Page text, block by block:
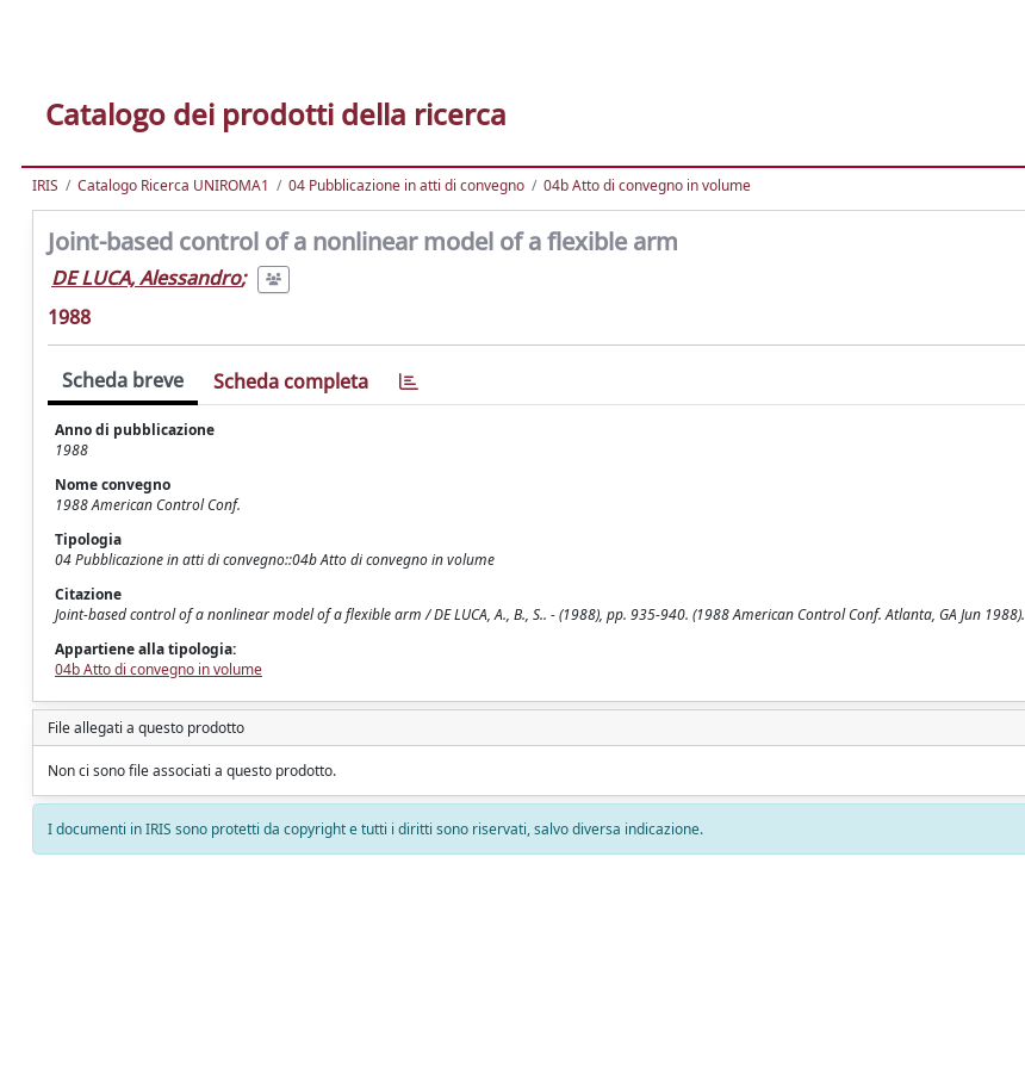
Catalogo dei prodotti della ricerca
IRIS Catalogo Ricerca UNIROMA1 04 Pubblicazione in atti di convegno 04b Atto di convegno in volume
Joint-based control of a nonlinear model of a flexible arm
DE LUCA, Alessandro;
1988
Scheda breve Scheda completa
Anno di pubblicazione
1988
Nome convegno
1988 American Control Conf.
Tipologia
04 Pubblicazione in atti di convegno::04b Atto di convegno in volume
Citazione
Joint-based control of a nonlinear model of a flexible arm / DE LUCA, A., B., S.. - (1988), pp. 935-940. (1988 American Control Conf. Atlanta, GA Jun 1988).
Appartiene alla tipologia:
04b Atto di convegno in volume
File allegati a questo prodotto
Non ci sono file associati a questo prodotto.
I documenti in IRIS sono protetti da copyright e tutti i diritti sono riservati, salvo diversa indicazione.